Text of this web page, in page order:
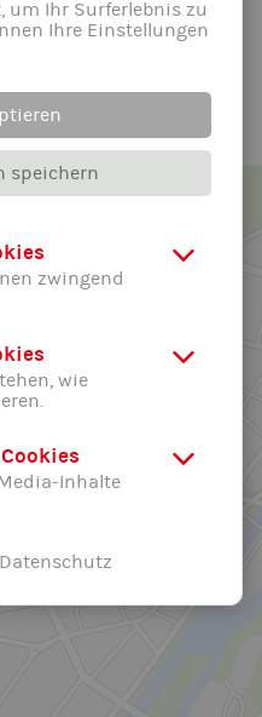
bei eurer Abteilung welche
um Ihr Surferlebnis zu
Ihre Einstellungen
speichern
zwingend
wie
Inhalte
Datenschutz